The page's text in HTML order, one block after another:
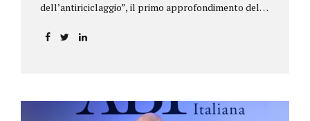
dell’antiriciclaggio”, il primo approfondimento del
aggiornamenti della normativa e della
riguardano le novità nella disciplina internazionale e
nazionale, e forniscono informazioni su